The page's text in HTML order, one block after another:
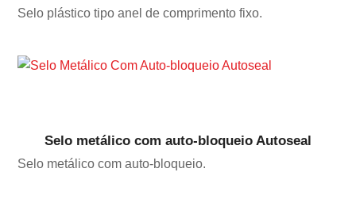
Selo plástico tipo anel de comprimento fixo.
Selo metálico com auto-bloqueio Autoseal
Selo metálico com auto-bloqueio.